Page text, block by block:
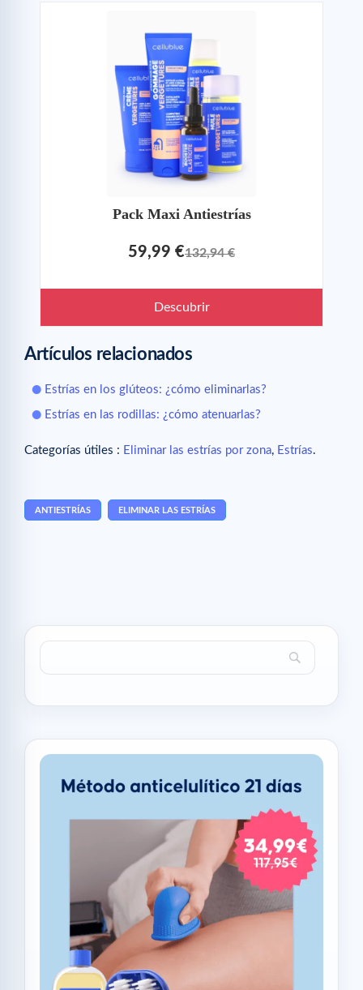
Pack Maxi Antiestrías
59,99 €132,94 €
Descubrir
Artículos relacionados
Estrías en los glúteos: ¿cómo eliminarlas?
Estrías en las rodillas: ¿cómo atenuarlas?
Categorías útiles : Eliminar las estrías por zona, Estrías.
ANTIESTRÍAS ELIMINAR LAS ESTRÍAS